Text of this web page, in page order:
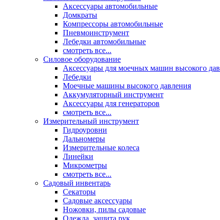
Аксессуары автомобильные
Домкраты
Компрессоры автомобильные
Пневмоинструмент
Лебедки автомобильные
смотреть все...
Силовое оборудование
Аксессуары для моечных машин высокого
Лебедки
Моечные машины высокого давления
Аккумуляторный инструмент
Аксессуары для генераторов
смотреть все...
Измерительный инструмент
Гидроуровни
Дальномеры
Измерительные колеса
Линейки
Микрометры
смотреть все...
Садовый инвентарь
Секаторы
Садовые аксессуары
Ножовки, пилы садовые
Одежда, защита рук